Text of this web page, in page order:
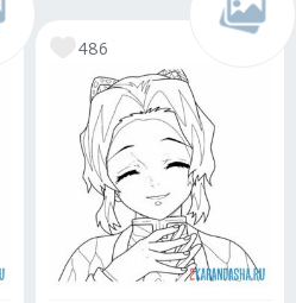
486